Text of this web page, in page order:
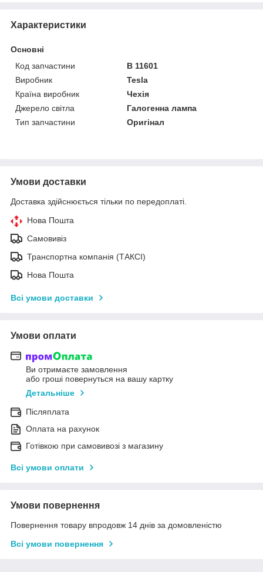
Характеристики
Основні
Код запчастини
B 11601
Виробник
Tesla
Країна виробник
Чехія
Джерело світла
Галогенна лампа
Тип запчастини
Оригінал
Умови доставки
Доставка здійснюється тільки по передоплаті.
Нова Пошта
Самовивіз
Транспортна компанія (ТАКСІ)
Нова Пошта
Всі умови доставки
Умови оплати
Ви отримаєте замовлення
або гроші повернуться на вашу картку
Детальніше
Післяплата
Оплата на рахунок
Готівкою при самовивозі з магазину
Всі умови оплати
Умови повернення
Повернення товару впродовж 14 днів за домовленістю
Всі умови повернення